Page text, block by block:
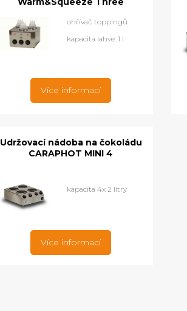
ohřívač toppingů
kapacita lahve: 1 l
Více informací
Udržovací nádoba na čokoládu
CARAPHOT MINI 4
kapacita 4x 2 litry
Více informací